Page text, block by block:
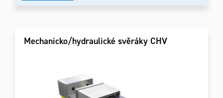
Mechanicko/hydraulické svěráky CHV